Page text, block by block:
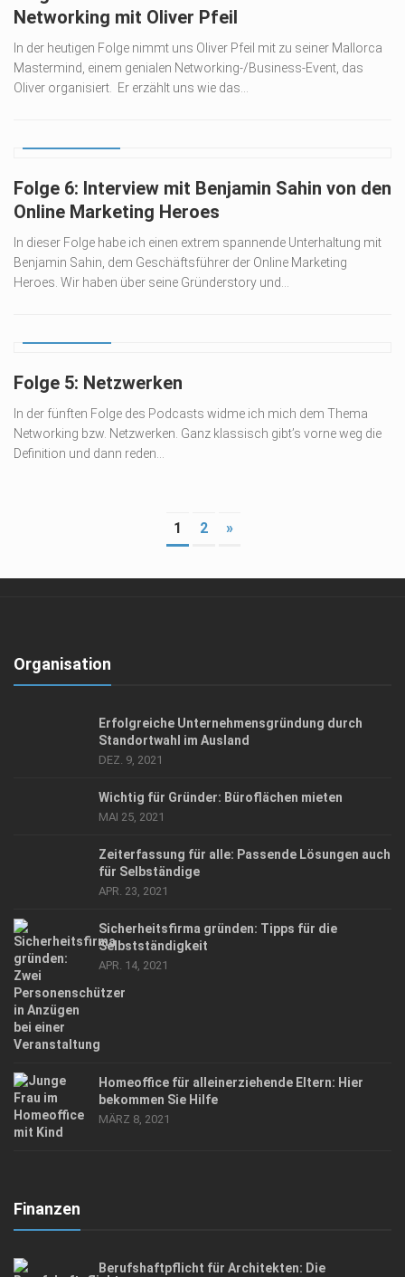
Networking mit Oliver Pfeil
In der heutigen Folge nimmt uns Oliver Pfeil mit zu seiner Mallorca
Mastermind, einem genialen Networking-/Business-Event, das
Oliver organisiert. Er erzählt uns wie das...
Folge 6: Interview mit Benjamin Sahin von den
Online Marketing Heroes
In dieser Folge habe ich einen extrem spannende Unterhaltung mit
Benjamin Sahin, dem Geschäftsführer der Online Marketing
Heroes. Wir haben über seine Gründerstory und...
Folge 5: Netzwerken
In der fünften Folge des Podcasts widme ich mich dem Thema
Networking bzw. Netzwerken. Ganz klassisch gibt’s vorne weg die
Definition und dann reden...
1 2 »
Organisation
Erfolgreiche Unternehmensgründung durch
Standortwahl im Ausland
DEZ. 9, 2021
Wichtig für Gründer: Büroflächen mieten
MAI 25, 2021
Zeiterfassung für alle: Passende Lösungen auch
für Selbständige
APR. 23, 2021
Sicherheitsfirma gründen: Tipps für die
Selbstständigkeit
APR. 14, 2021
Homeoffice für alleinerziehende Eltern: Hier
bekommen Sie Hilfe
MÄRZ 8, 2021
Finanzen
Berufshaftpflicht für Architekten: Die